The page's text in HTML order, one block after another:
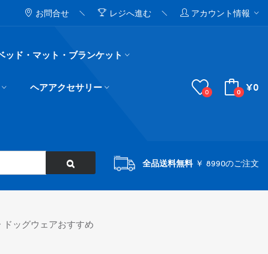
お問合せ レジへ進む アカウント情報
ッド・マット・ブランケット
ヘアアクセサリー 0 0 ¥0
全品送料無料￥ 8990のご注文
ッグウェアおすすめ